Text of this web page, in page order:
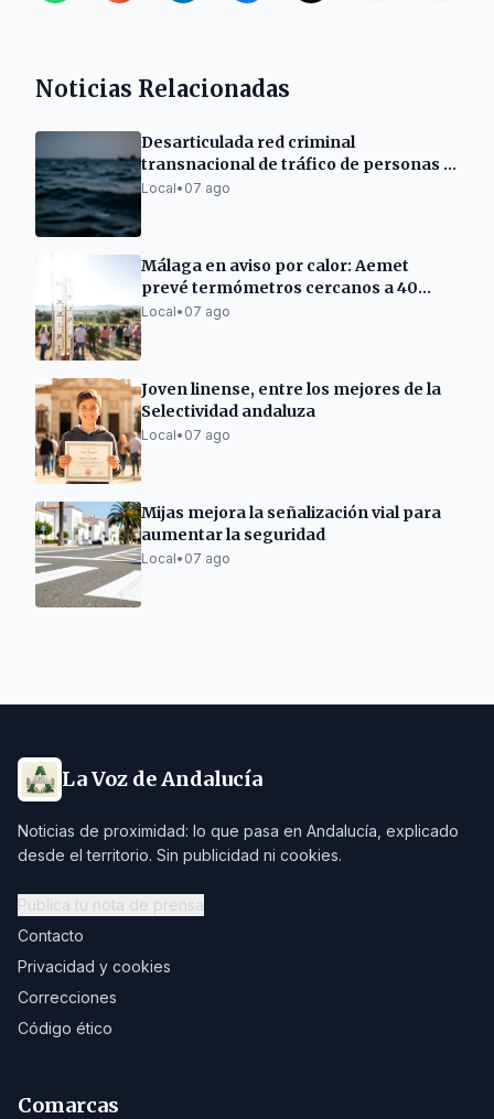
Noticias Relacionadas
Desarticulada red criminal
transnacional de tráfico de personas y
drogas en el Mediterráneo
Local• 07 ago
Málaga en aviso por calor: Aemet
prevé termómetros cercanos a 40
grados
Local• 07 ago
Joven linense, entre los mejores de la
Selectividad andaluza
Local• 07 ago
Mijas mejora la señalización vial para
aumentar la seguridad
Local• 07 ago
La Voz de Andalucía
Noticias de proximidad: lo que pasa en Andalucía, explicado
desde el territorio. Sin publicidad ni cookies.
Publica tu nota de prensa
Contacto
Privacidad y cookies
Correcciones
Código ético
Comarcas